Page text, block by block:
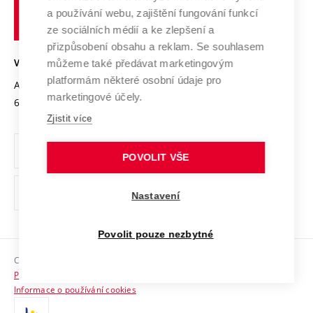
Transfer znalostí
Open Science
Projekty
Projekty ze strukturálních fondů
Specifický výzkum
Služby univerzity
Mezinárodní dohody
Univerzitní sítě
Podnikavá univerzita / ContriBUTe
Bezpečná univerzita
Vyznamenání
Organizační struktura
Ochrana osobních údajů
odkaz)
Sociální bezpečí
HR Award
učení
technické
VYSOKÉ UČENÍ TECHNICKÉ V BRNĚ
Antonínská 548/1
602 00 Brno
www.vut.cz
vut@vutbr.cz
Copyright © 2026 VUT
Prohlášení o přístupnosti
Informace o používání cookies
a používání webu, zajištění fungování funkcí
ze sociálních médií a ke zlepšení a
přizpůsobení obsahu a reklam. Se souhlasem
můžeme také předávat marketingovým
platformám některé osobní údaje pro
marketingové účely.
Zjistit více
POVOLIT VŠE
Nastavení
Povolit pouze nezbytné